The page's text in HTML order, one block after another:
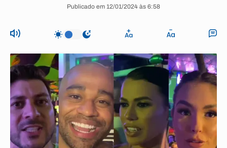
Publicado em 12/01/2024 às 6:58